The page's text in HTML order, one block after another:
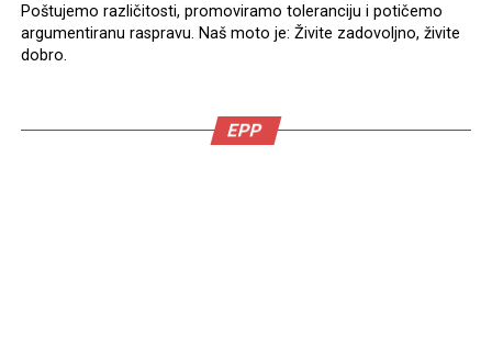
Poštujemo različitosti, promoviramo toleranciju i potičemo
argumentiranu raspravu. Naš moto je: Živite zadovoljno, živite
dobro.
EPP